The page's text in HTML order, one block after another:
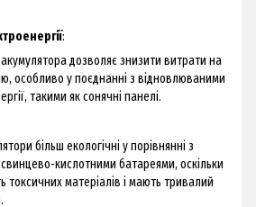
:
дозволяє знизити витрати на
особливо у поєднанні з відновлюваними
такими як сонячні панелі.
більш екологічні у порівнянні з
кислотними батареями, оскільки
токсичних матеріалів і мають тривалий